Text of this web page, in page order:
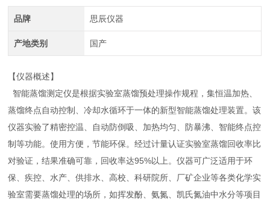
品牌 思辰仪器
产地类别 国产
【仪器概述】
智能蒸馏测定仪是根据实验室蒸馏预处理操作规程，集恒温加热、
蒸馏终点自动控制、冷却水循环于一体的新型智能蒸馏处理装置。该
仪器实验了精密控温、自动防倒吸、加热均匀、防暴沸、智能终点控
制等功能。使用方便，节能环保。经过计量认证实验室蒸馏回收率比
对验证，结果准确可靠，回收率达95%以上。仪器可广泛适用于环
保、疾控、水产、供排水、高校、科研院所、厂矿企业等各类化学实
验室需要蒸馏处理的场所，如挥发酚、氨氮、凯氏氮油中水分等项目